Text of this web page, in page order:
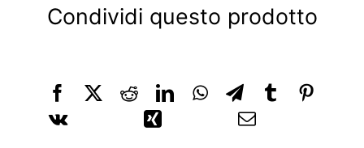
Condividi questo prodotto